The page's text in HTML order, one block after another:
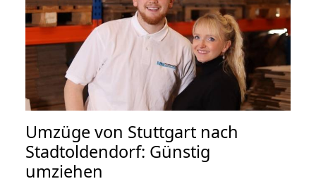
Umzüge von Stuttgart nach
Stadtoldendorf: Günstig
umziehen